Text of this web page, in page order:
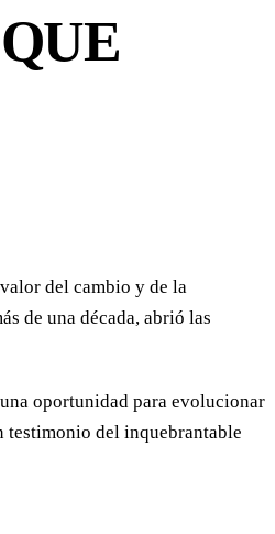
del cambio y de la
de una década, abrió las
oportunidad para evolucionar
testimonio del inquebrantable